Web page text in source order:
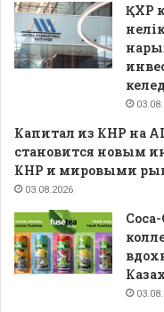
ҚХР
Капитал из КНР на
становится новым
КНР и мировыми
03.08.2026